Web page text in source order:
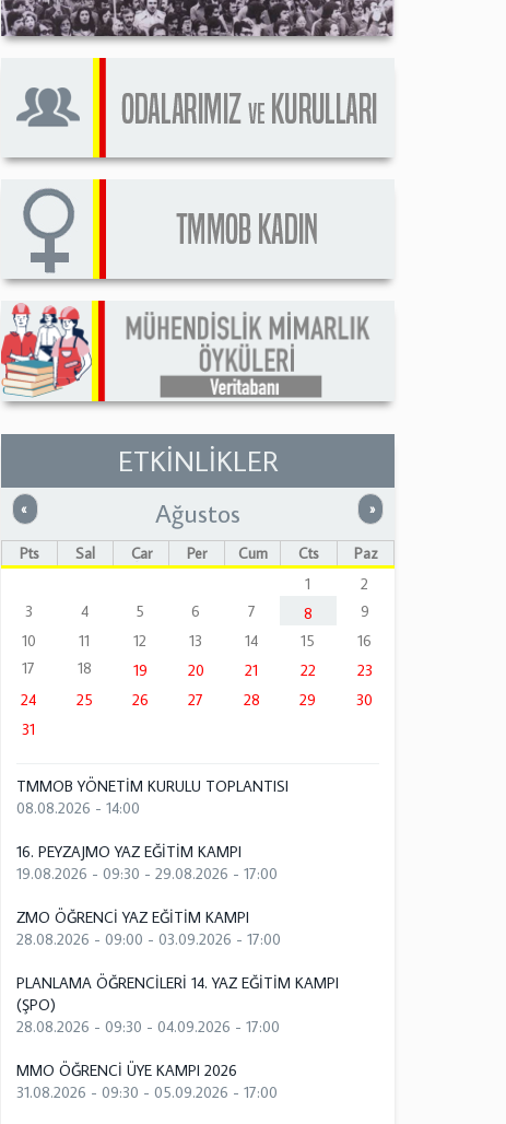
ETKİNLİKLER
« Önceki »Sonraki
Ağustos
Pts Sal Çar Per Cum Cts
Paz
1
2
3
4 5 6 7 8
9
10
11 12 13 14 15
16
17
18 19 20 21 22
23
24
25 26 27 28 29
30
31
TMMOB YÖNETİM KURULU TOPLANTISI
08.08.2026 - 14:00
16. PEYZAJMO YAZ EĞİTİM KAMPI
19.08.2026 - 09:30 -29.08.2026 - 17:00
ZMO ÖĞRENCİ YAZ EĞİTİM KAMPI
28.08.2026 - 09:00 -03.09.2026 - 17:00
PLANLAMA ÖĞRENCİLERİ 14. YAZ EĞİTİM KAMPI
(ŞPO)
28.08.2026 - 09:30 -04.09.2026 - 17:00
MMO ÖĞRENCİ ÜYE KAMPI 2026
31.08.2026 - 09:30 -05.09.2026 - 17:00